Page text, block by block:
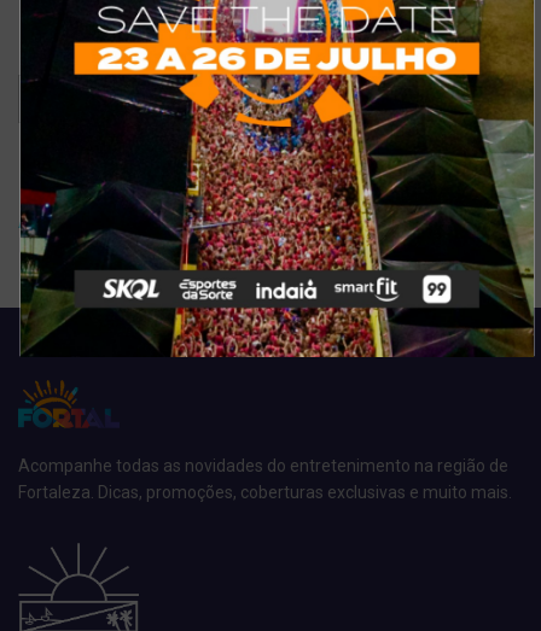
Pode ser melhorado
Sem comentários
Ver resultados
Arquivo de enquete
Acompanhe todas as novidades do entretenimento na região de
Fortaleza. Dicas, promoções, coberturas exclusivas e muito mais.